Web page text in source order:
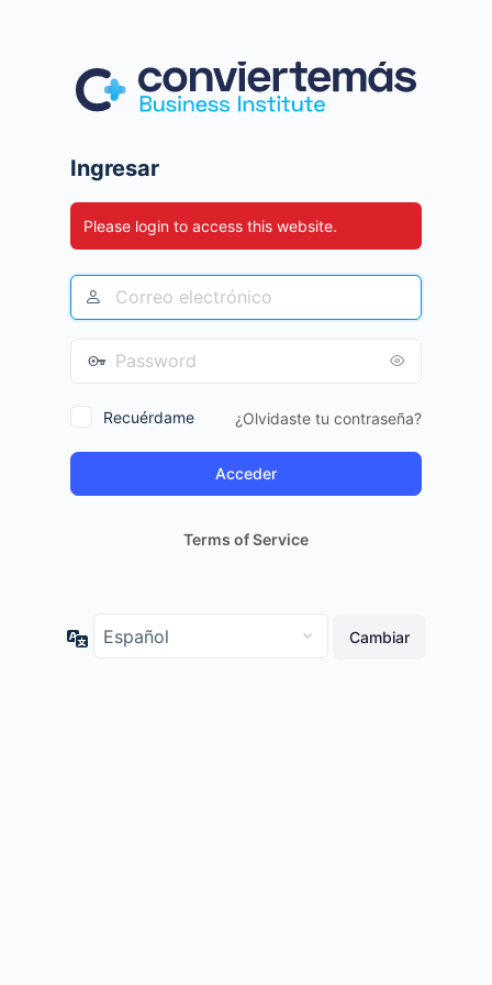
Ingresar
Please login to access this website.
Recuérdame ¿Olvidaste tu contraseña?
Terms of Service
Idioma